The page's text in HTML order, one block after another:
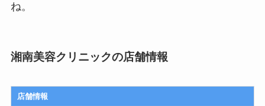
ね。
湘南美容クリニックの店舗情報
店舗情報